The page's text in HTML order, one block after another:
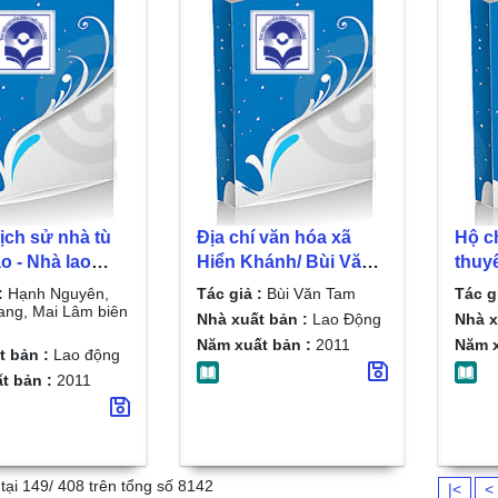
sử nhà tù
- Nhà lao
(Huyền
tù Côn Đảo -
Nhật
Lâm biên
Hạnh Nguyên,
Mai Lâm biên
bản : Lao động
bản : 2011
Địa chí văn hóa xã
Hiển Khánh/ Bùi Văn
Tam
Tác giả : Bùi Văn Tam
Nhà xuất bản : Lao Động
Năm xuất bản : 2011
Hộ
Tác
Nhà
Năm
149/ 408 trên tổng số 8142 |< <